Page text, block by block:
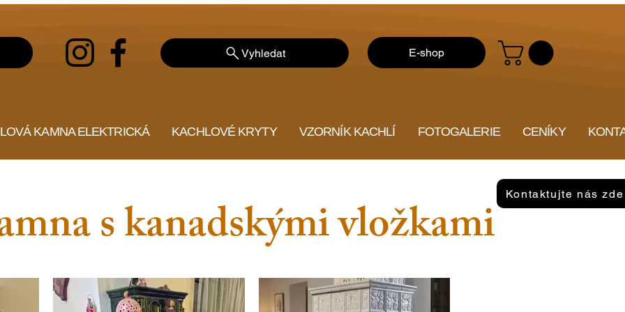
KAMNA ELEKTRICKÁ KACHLOVÉ KRYTY VZORNÍK KACHLÍ FOTOGALERIE CENÍKY
Vyhledat E-shop
s kanadskými vložkami Kontaktujte nás zde